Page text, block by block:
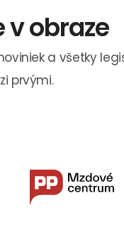
obraze
a všetky
prvými.